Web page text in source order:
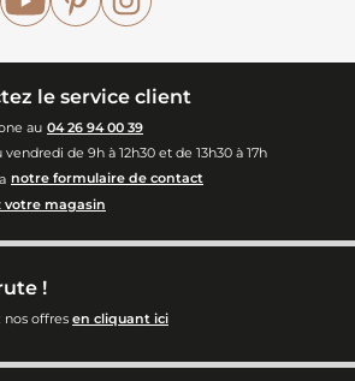
le service client
au 04 26 94 00 39
de 9h à 12h30 et de 13h30 à 17h
notre formulaire de contact
votre magasin
!
nos offres en cliquant ici